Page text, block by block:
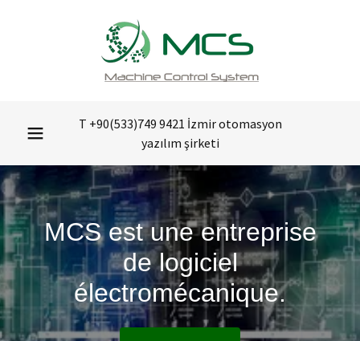
T +90(533)749 9421 İzmir otomasyon
yazılım şirketi
MCS est une entreprise
de logiciel
électromécanique.